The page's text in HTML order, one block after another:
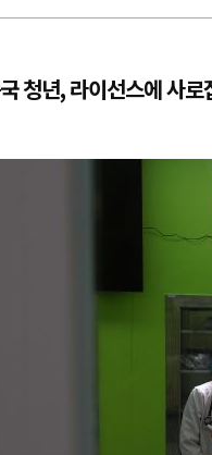
청년, 라이선스에 사로